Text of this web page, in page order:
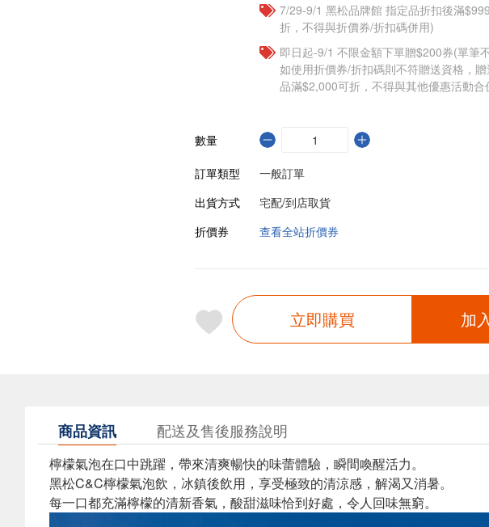
7/29-9/1 黑松品牌館 指定品折扣後滿
折，不得與折價券/折扣碼併用)
即日起-9/1 不限金額下單贈$200券(單筆
如使用折價券/折扣碼則不符贈送資格，
品滿$2,000可折，不得與其他優惠活動合
數量
訂單類型
一般訂單
出貨方式
宅配/到店取貨
折價券
查看全站折價券
立即購買 加
商品資訊 配送及售後服務說明
檸檬氣泡在口中跳躍，帶來清爽暢快的味蕾體驗，瞬間喚醒活力。
黑松C&C檸檬氣泡飲，冰鎮後飲用，享受極致的清涼感，解渴又消暑。
每一口都充滿檸檬的清新香氣，酸甜滋味恰到好處，令人回味無窮。